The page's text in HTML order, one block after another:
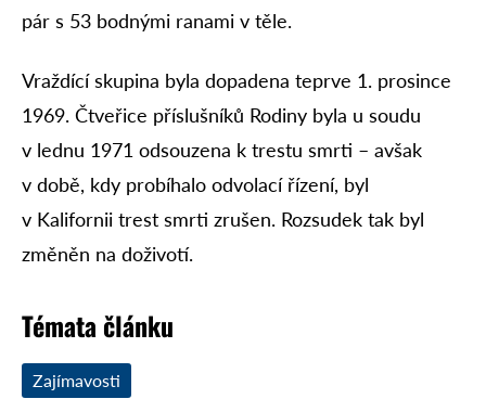
pár s 53 bodnými ranami v těle.
Vraždící skupina byla dopadena teprve 1. prosince
1969. Čtveřice příslušníků Rodiny byla u soudu
v lednu 1971 odsouzena k trestu smrti – avšak
v době, kdy probíhalo odvolací řízení, byl
v Kalifornii trest smrti zrušen. Rozsudek tak byl
změněn na doživotí.
Témata článku
Zajímavosti